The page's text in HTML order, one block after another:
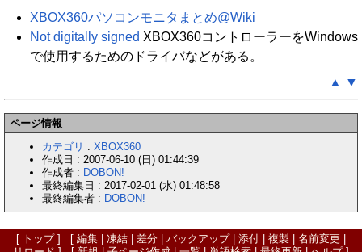
XBOX360パソコンモニタまとめ@Wiki
Not digitally signed XBOX360コントローラーをWindows
で使用するためのドライバなどがある。
▲
▼
ページ情報
カテゴリ :XBOX360
作成日 : 2007-06-10 (日) 01:44:39
作成者 : DOBON!
最終編集日 : 2017-02-01 (水) 01:48:58
最終編集者 : DOBON!
[ トップ] [ 編集 凍結 差分 バックアップ| 添付 複製 名前変更